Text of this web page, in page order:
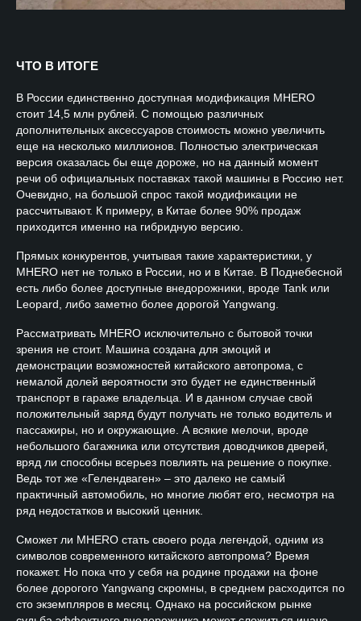
ЧТО В ИТОГЕ
В России единственно доступная модификация MHERO
стоит 14,5 млн рублей. С помощью различных
дополнительных аксессуаров стоимость можно увеличить
еще на несколько миллионов. Полностью электрическая
версия оказалась бы еще дороже, но на данный момент
речи об официальных поставках такой машины в Россию нет.
Очевидно, на большой спрос такой модификации не
рассчитывают. К примеру, в Китае более 90% продаж
приходится именно на гибридную версию.
Прямых конкурентов, учитывая такие характеристики, у
MHERO нет не только в России, но и в Китае. В Поднебесной
есть либо более доступные внедорожники, вроде Tank или
Leopard, либо заметно более дорогой Yangwang.
Рассматривать MHERO исключительно с бытовой точки
зрения не стоит. Машина создана для эмоций и
демонстрации возможностей китайского автопрома, с
немалой долей вероятности это будет не единственный
транспорт в гараже владельца. И в данном случае свой
положительный заряд будут получать не только водитель и
пассажиры, но и окружающие. А всякие мелочи, вроде
небольшого багажника или отсутствия доводчиков дверей,
вряд ли способны всерьез повлиять на решение о покупке.
Ведь тот же «Гелендваген» ­­– это далеко не самый
практичный автомобиль, но многие любят его, несмотря на
ряд недостатков и высокий ценник.
Сможет ли MHERO стать своего рода легендой, одним из
символов современного китайского автопрома? Время
покажет. Но пока что у себя на родине продажи на фоне
более дорогого Yangwang скромны, в среднем расходится по
сто экземпляров в месяц. Однако на российском рынке